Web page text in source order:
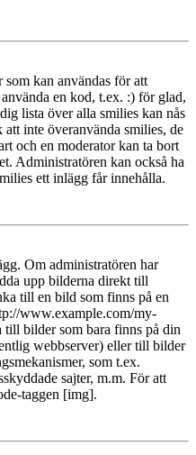
kan användas för att
en kod, t.ex. :) för glad,
lista över alla smilies kan nås
inte överanvända smilies, de
och en moderator kan ta bort
Administratören kan också ha
ett inlägg får innehålla.
Om administratören har
upp bilderna direkt till
till en bild som finns på en
www.example.com/my-
bilder som bara finns på din
webbserver) eller till bilder
som t.ex.
sajter, m.m. För att
taggen [img].